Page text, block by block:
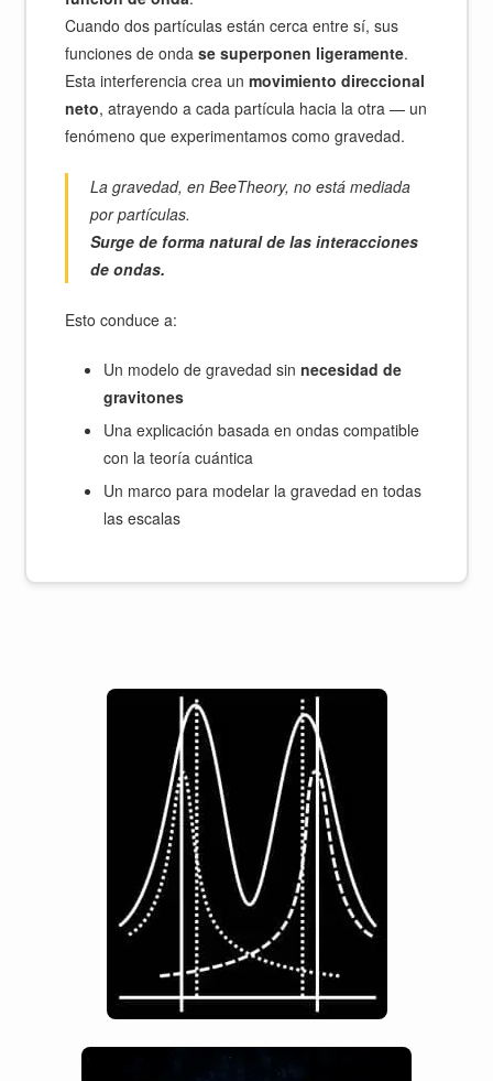
Cuando dos partículas están cerca entre sí, sus
funciones de ondase superponen ligeramente.
Esta interferencia crea unmovimiento direccional
neto, atrayendo a cada partícula hacia la otra — un
fenómeno que experimentamos como gravedad.
La gravedad, en BeeTheory, no está mediada
por partículas.
Surge de forma natural de las interacciones
de ondas.
Esto conduce a:
Un modelo de gravedad sinnecesidad de
gravitones
Una explicación basada en ondas compatible
con la teoría cuántica
Un marco para modelar la gravedad en todas
las escalas